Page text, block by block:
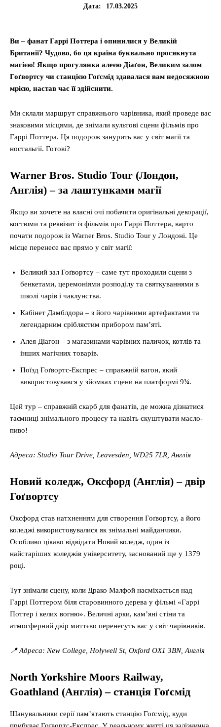
Дата:
17.03.2025
Ви – фанат Гаррі Поттера і опинилися у Великій
Британії? Чудово, бо ця країна буквально просякнута
магією! Якщо прогулянка алеєю Діаґон, Великим залом
Гоґвортсу чи станцією Гоґсмід здавалася вам недосяжною
мрією, настав час її здійснити.
Ми склали маршрут справжнього чарівника, який проведе вас
знаковими місцями, де знімали культові сцени фільмів про
Гаррі Поттера. Ця подорож занурить вас у світ магії та
ностальгії. Готові?
Warner Bros. Studio Tour (Лондон,
Англія) – за лаштунками магії
Якщо ви хочете на власні очі побачити оригінальні декорації,
костюми та реквізит із фільмів про Гаррі Поттера, варто
почати подорож із Warner Bros. Studio Tour у Лондоні. Це
місце перенесе вас прямо у світ магії:
Великий зал Гоґвортсу – саме тут проходили сцени з
бенкетами, церемоніями розподілу та святкуваннями в
школі чарів і чаклунства.
Кабінет Дамблдора – з його чарівними артефактами та
легендарним сріблястим прибором пам’яті.
Алея Діагон – з магазинами чарівних паличок, котлів та
інших магічних товарів.
Поїзд Гоґвортс-Експрес – справжній вагон, який
використовувався у зйомках сцени на платформі 9¾.
Цей тур – справжній скарб для фанатів, де можна дізнатися
таємниці знімального процесу та навіть скуштувати масло-
пиво!
Адреса: Studio Tour Drive, Leavesden, WD25 7LR, Англія
Новий коледж, Оксфорд (Англія) – двір
Гоґвортсу
Оксфорд став натхненням для створення Гоґвортсу, а його
коледжі використовувалися як знімальні майданчики.
Особливо цікаво відвідати Новий коледж, один із
найстаріших коледжів університету, заснований ще у 1379
році.
Тут знімали сцену, коли Драко Малфой насміхається над
Гаррі Поттером біля старовинного дерева у фільмі «Гаррі
Поттер і келих вогню». Величні арки, кам’яні стіни та
атмосферний двір миттєво перенесуть вас у світ чарівників.
📍 Адреса: New College, Holywell St, Oxford OX1 3BN, Англія
North Yorkshire Moors Railway,
Goathland (Англія) – станція Гоґсмід
Шанувальники серії пам’ятають станцію Гоґсмід, куди